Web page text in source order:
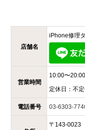
店舗名
iPhone修理
営業時間
10:00〜20:00
定休日： 不
電話番号 03-6303-
〒 143-0023